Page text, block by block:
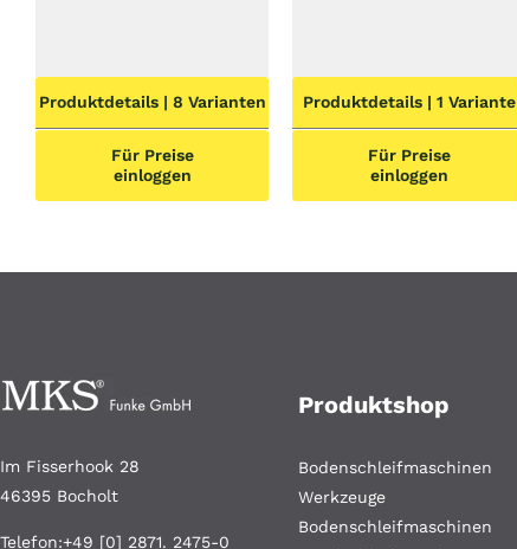
Produktdetails | 8 Varianten
Für Preise
einloggen
Produktdetails | 1 Variante
Für Preise
einloggen
Im Fisserhook 28
46395 Bocholt
Telefon:+49 [0] 2871. 2475-0
Produktshop
Bodenschleifmaschinen
Werkzeuge
Bodenschleifmaschinen